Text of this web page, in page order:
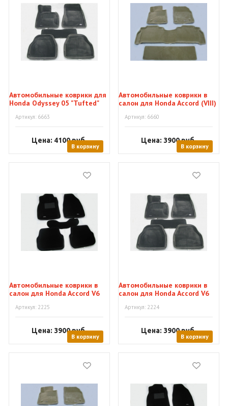
Автомобильные коврики для
Honda Odyssey 05 "Tufted"
Артикул: 6663
Цена: 4100руб.
В корзину
Автомобильные коврики в
салон для Honda Accord (VIII)
Артикул: 6660
Цена: 3900руб.
В корзину
Автомобильные коврики в
салон для Honda Accord V6
Артикул: 2225
Цена: 3900руб.
В корзину
Автомобильные коврики в
салон для Honda Accord V6
Артикул: 2224
Цена: 3900руб.
В корзину